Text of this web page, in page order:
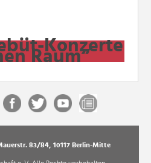
Konzerte
Raum“
83/84, 10117 Berlin-Mitte